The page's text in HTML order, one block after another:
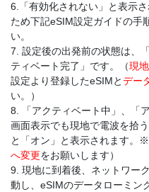
6.「有効化されない」と表示
ため下記eSIM設定ガイドの手
い。
7. 設定後の出発前の状態は、
ティベート完了」です。（現
設定より登録したeSIMとデー
い。）
8. 「アクティベート中」、「
画面表示でも現地で電波を拾
と「オン」と表示されます。※
へ変更をお願いします）
9. 現地に到着後、ネットワー
動し、eSIMのデータローミン